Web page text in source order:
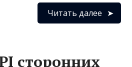
Читать далее
сторонних